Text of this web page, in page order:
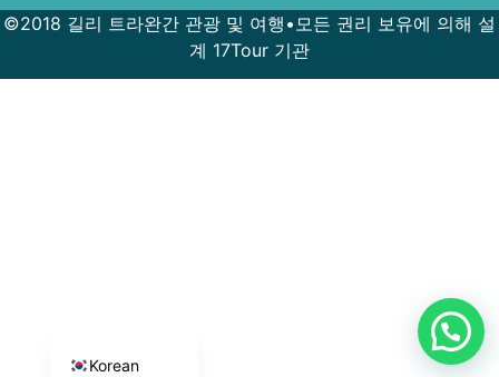
©2018 길리 트라완간 관광 및 여행•모든 권리 보유에 의해 설
계 17Tour 기관
Korean